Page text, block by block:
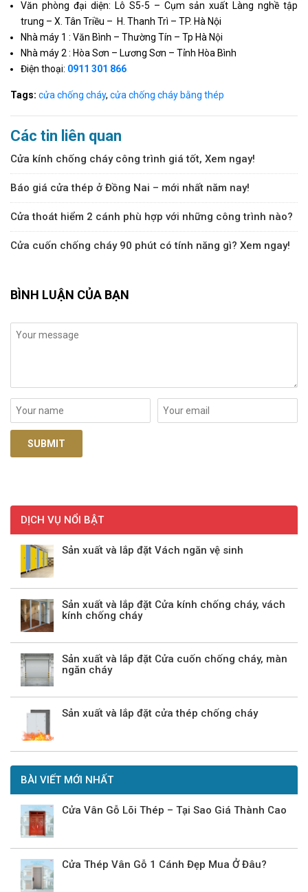
DỊCH VỤ NỔI BẬT
Sản xuất và lắp đặt Vách ngăn vệ sinh
Sản xuất và lắp đặt Cửa kính chống cháy, vách
kính chống cháy
Sản xuất và lắp đặt Cửa cuốn chống cháy, màn
ngăn cháy
Sản xuất và lắp đặt cửa thép chống cháy
BÀI VIẾT MỚI NHẤT
Cửa Vân Gỗ Lõi Thép – Tại Sao Giá Thành Cao
Cửa Thép Vân Gỗ 1 Cánh Đẹp Mua Ở Đâu?
Văn phòng đại diện: Lô S5-5 – Cụm sản xuất Làng nghề tập
trung – X. Tân Triều – H. Thanh Trì – TP. Hà Nội
Nhà máy 1 : Văn Bình – Thường Tín – Tp Hà Nội
Nhà máy 2 : Hòa Sơn – Lương Sơn – Tỉnh Hòa Bình
Điện thoại: 0911 301 866
Tags: cửa chống cháy, cửa chống cháy bằng thép
Các tin liên quan
Cửa kính chống cháy công trình giá tốt, Xem ngay!
Báo giá cửa thép ở Đồng Nai – mới nhất năm nay!
Cửa thoát hiểm 2 cánh phù hợp với những công trình nào?
Cửa cuốn chống cháy 90 phút có tính năng gì? Xem ngay!
BÌNH LUẬN CỦA BẠN